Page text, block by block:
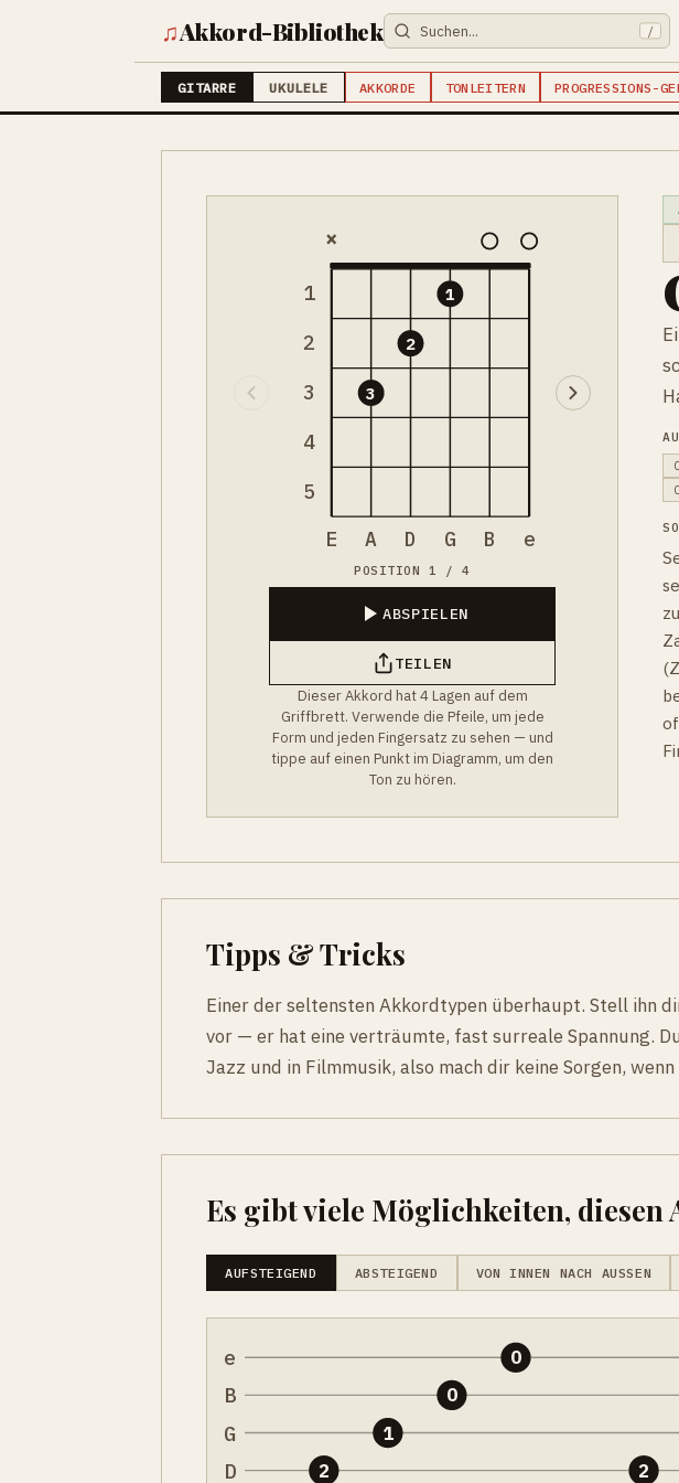
♫Akkord-Bibliothek /
GITARRE UKULELE AKKORDE TONLEITERN PROGRESSIONS-
1
2
3
4
5
×
3
2
1
E A D G B e
POSITION 1 / 4
ABSPIELEN
TEILEN
Dieser Akkord hat 4 Lagen auf dem
Griffbrett. Verwende die Pfeile, um jede
Form und jeden Fingersatz zu sehen — und
tippe auf einen Punkt im Diagramm, um den
Ton zu hören.
Tipps & Tricks
Einer der seltensten Akkordtypen überhaupt. Stell ihn
vor — er hat eine verträumte, fast surreale Spannung.
Jazz und in Filmmusik, also mach dir keine Sorgen,
Es gibt viele Möglichkeiten, diesen
AUFSTEIGEND ABSTEIGEND VON INNEN NACH AUSSEN
e
B
G
D
2
1
0
0
2